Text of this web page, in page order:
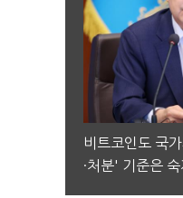
비트코인도 국
·처분' 기준은 숙